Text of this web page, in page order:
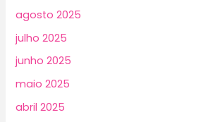
agosto 2025
julho 2025
junho 2025
maio 2025
abril 2025